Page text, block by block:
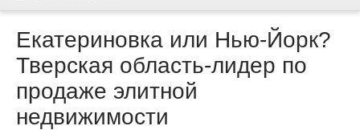
Екатериновка или Нью-Йорк?
Тверская область-лидер по
продаже элитной
недвижимости